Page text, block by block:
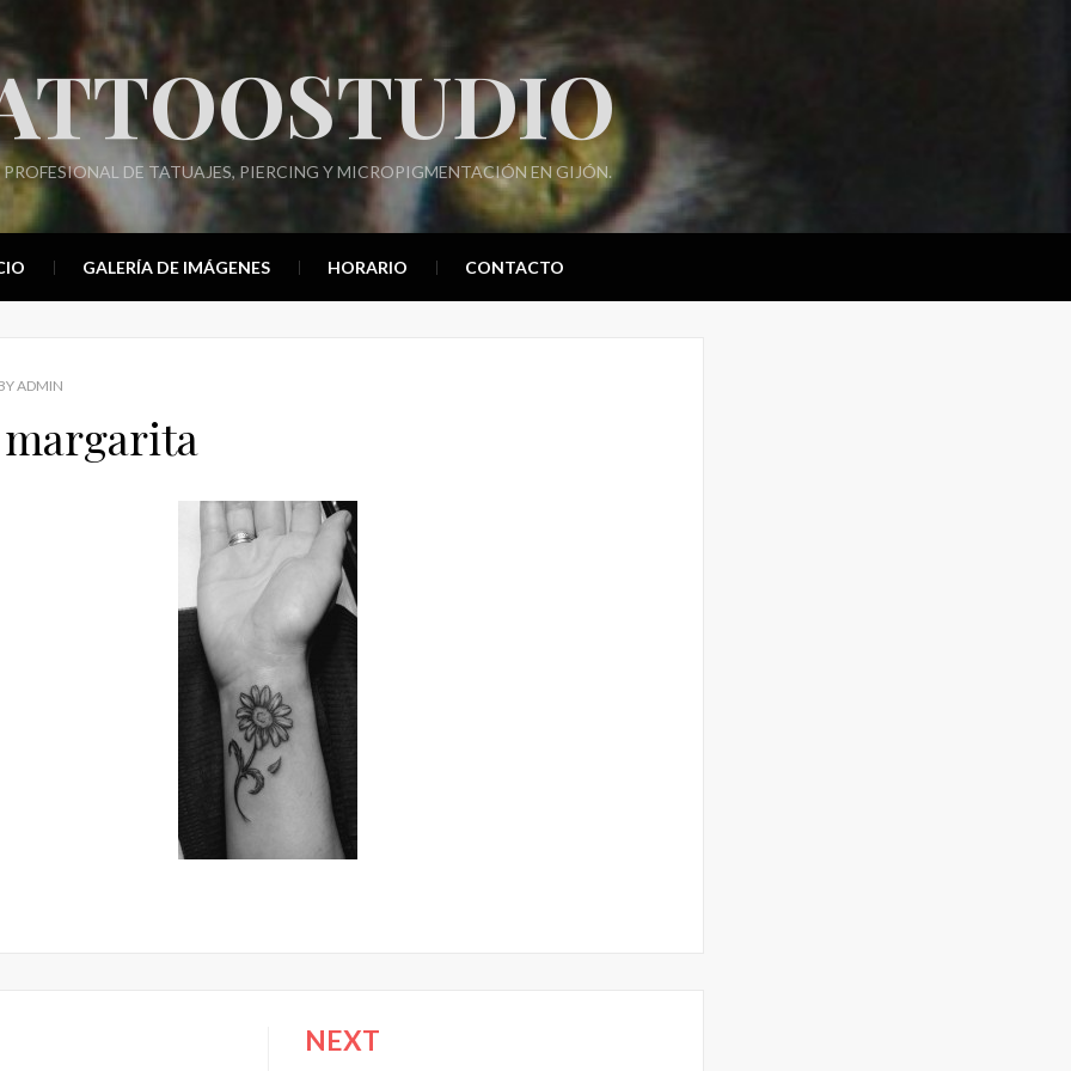
DE TATUAJES, PIERCING Y MICROPIGMENTACIÓN EN GIJÓN.
GALERÍA DE IMÁGENES HORARIO CONTACTO
ADMIN
NEXT